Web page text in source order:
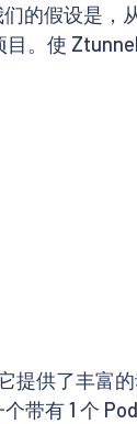
的假设是，
。使
提供了丰富
有 1 个